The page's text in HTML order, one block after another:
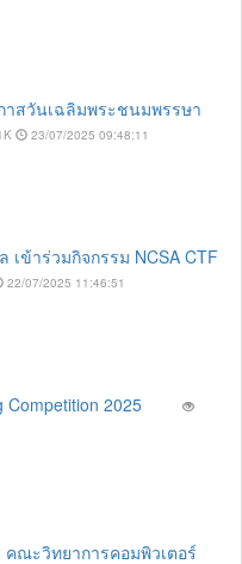
าสวันเฉลิมพระชนมพรรษา
23/07/2025 09:48:11
ข้าร่วมกิจกรรม NCSA CTF
22/07/2025 11:46:51
2025
ณะวิทยาการคอมพิวเตอร์